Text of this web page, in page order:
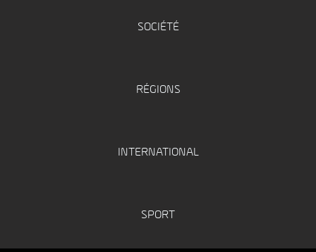
SOCIÉTÉ
RÉGIONS
INTERNATIONAL
SPORT